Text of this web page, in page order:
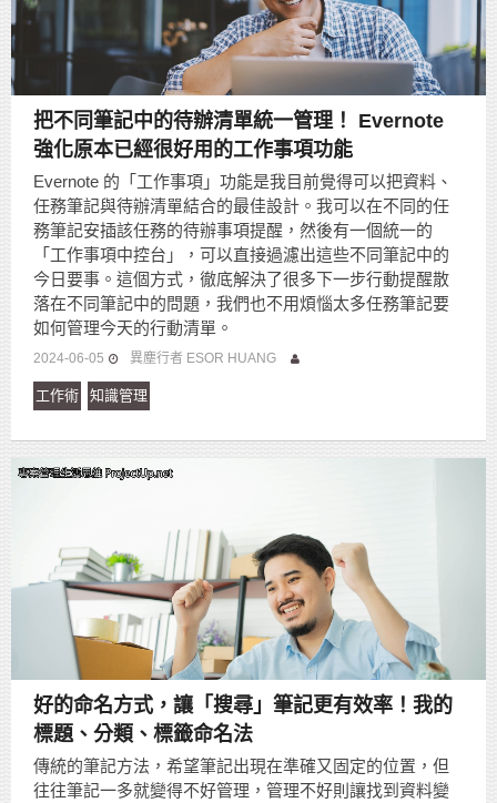
把不同筆記中的待辦清單統一管理！ Evernote
強化原本已經很好用的工作事項功能
Evernote 的「工作事項」功能是我目前覺得可以把資料、
任務筆記與待辦清單結合的最佳設計。我可以在不同的任
務筆記安插該任務的待辦事項提醒，然後有一個統一的
「工作事項中控台」，可以直接過濾出這些不同筆記中的
今日要事。這個方式，徹底解決了很多下一步行動提醒散
落在不同筆記中的問題，我們也不用煩惱太多任務筆記要
如何管理今天的行動清單。
2024-06-05 異塵行者 ESOR HUANG
工作術 知識管理
好的命名方式，讓「搜尋」筆記更有效率！我的
標題、分類、標籤命名法
傳統的筆記方法，希望筆記出現在準確又固定的位置，但
往往筆記一多就變得不好管理，管理不好則讓找到資料變